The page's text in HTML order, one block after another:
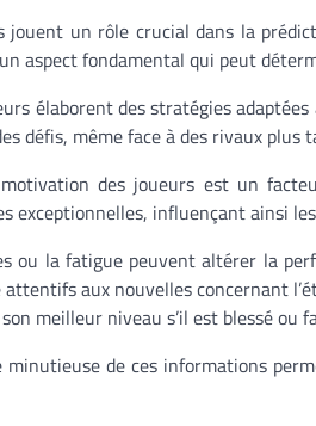
jouent un rôle crucial dans la
aspect fondamental qui peut
élaborent des stratégies
défis, même face à des rivaux plus
des joueurs est un
exceptionnelles, influençant ainsi
ou la fatigue peuvent altérer la
aux nouvelles concernant
meilleur niveau s’il est blessé ou
minutieuse de ces informations